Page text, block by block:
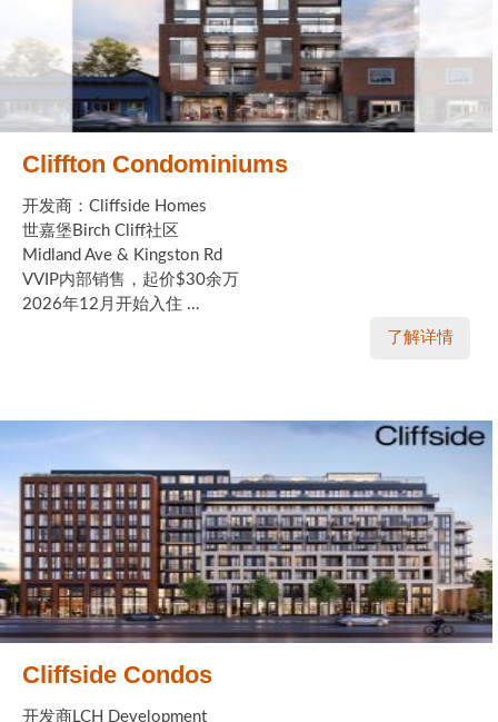
Cliffton Condominiums
开发商：Cliffside Homes
世嘉堡Birch Cliff社区
Midland Ave & Kingston Rd
VVIP内部销售，起价$30余万
2026年12月开始入住 ...
了解详情
Cliffside Condos
开发商LCH Development